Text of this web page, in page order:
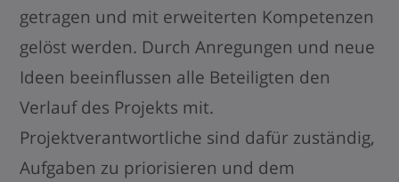
getragen und mit erweiterten Kompetenzen
gelöst werden. Durch Anregungen und neue
Ideen beeinflussen alle Beteiligten den
Verlauf des Projekts mit.
Projektverantwortliche sind dafür zuständig,
Aufgaben zu priorisieren und dem